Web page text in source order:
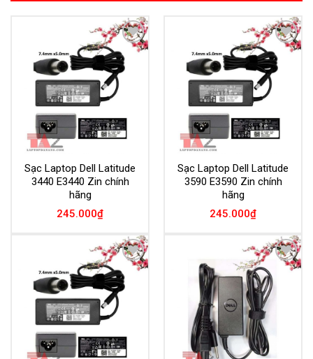
Add to
Wishlist
Sạc Laptop Dell Latitude
3440 E3440 Zin chính
hãng
245.000₫
Add to
Wishlist
Sạc Laptop Dell Latitude
3590 E3590 Zin chính
hãng
245.000₫
Add to
Wishlist
Add to
Wishlist